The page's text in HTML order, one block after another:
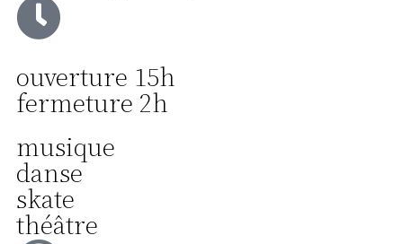
ouverture 15h
fermeture 2h
musique
danse
skate
théâtre